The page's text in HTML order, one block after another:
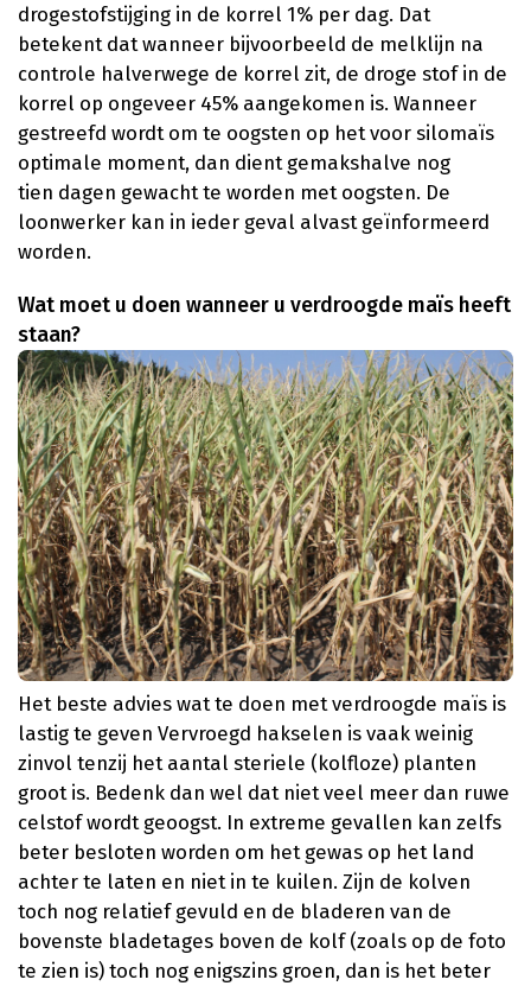
drogestofstijging in de korrel 1% per dag. Dat
betekent dat wanneer bijvoorbeeld de melklijn na
controle halverwege de korrel zit, de droge stof in de
korrel op ongeveer 45% aangekomen is. Wanneer
gestreefd wordt om te oogsten op het voor silomaïs
optimale moment, dan dient gemakshalve nog
tien dagen gewacht te worden met oogsten. De
loonwerker kan in ieder geval alvast geïnformeerd
worden.
Wat moet u doen wanneer u verdroogde maïs heeft
staan?
Het beste advies wat te doen met verdroogde maïs is
lastig te geven Vervroegd hakselen is vaak weinig
zinvol tenzij het aantal steriele (kolfloze) planten
groot is. Bedenk dan wel dat niet veel meer dan ruwe
celstof wordt geoogst. In extreme gevallen kan zelfs
beter besloten worden om het gewas op het land
achter te laten en niet in te kuilen. Zijn de kolven
toch nog relatief gevuld en de bladeren van de
bovenste bladetages boven de kolf (zoals op de foto
te zien is) toch nog enigszins groen, dan is het beter